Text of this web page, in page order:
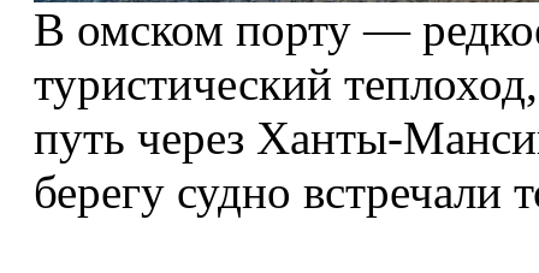
В омском порту —
туристический
путь через Ханты-
берегу судно